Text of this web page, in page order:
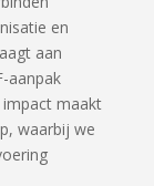
en
aan
aanpak
maakt
waarbij we